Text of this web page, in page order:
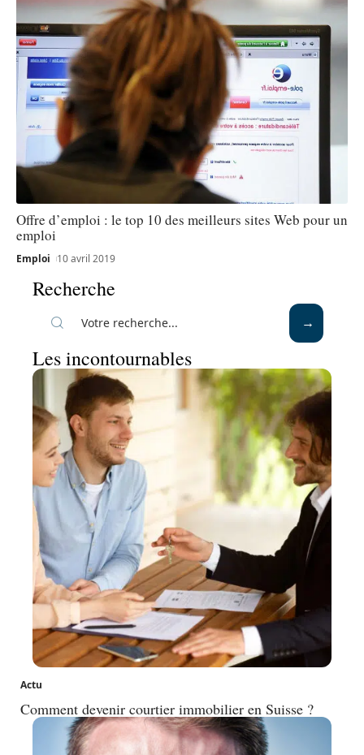
Offre d’emploi : le top 10 des meilleurs sites Web pour un
emploi
Emploi 10 avril 2019
Recherche
Les incontournables
Actu
Comment devenir courtier immobilier en Suisse ?